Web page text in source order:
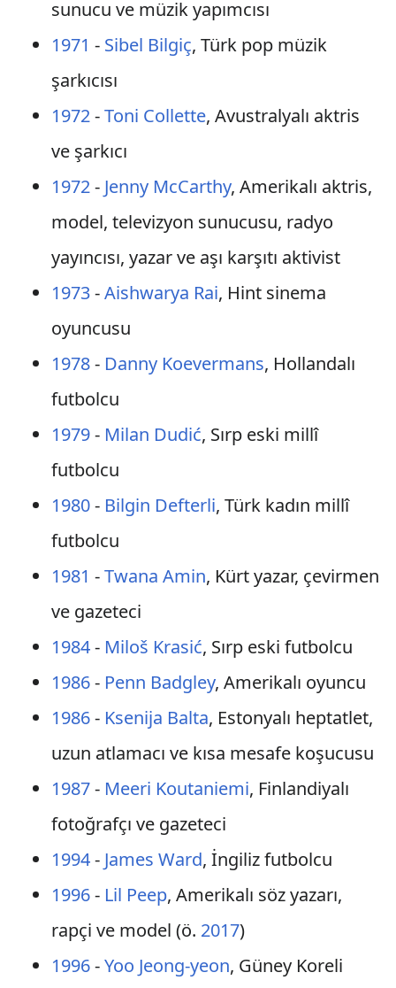
sunucu ve müzik yapımcısı
1971 - Sibel Bilgiç, Türk pop müzik
şarkıcısı
1972-Toni Collette, Avustralyalı aktris
ve şarkıcı
1972- Jenny McCarthy, Amerikalı aktris,
model, televizyon sunucusu, radyo
yayıncısı, yazar ve aşı karşıtı aktivist
1973-Aishwarya Rai, Hint sinema
oyuncusu
1978- Danny Koevermans, Hollandalı
futbolcu
1979- Milan Dudić, Sırp eski millî
futbolcu
1980- Bilgin Defterli, Türk kadın millî
futbolcu
1981 -Twana Amin, Kürt yazar, çevirmen
ve gazeteci
1984- Miloš Krasić, Sırp eski futbolcu
1986- Penn Badgley, Amerikalı oyuncu
1986- Ksenija Balta, Estonyalı heptatlet,
uzun atlamacı ve kısa mesafe koşucusu
1987- Meeri Koutaniemi, Finlandiyalı
fotoğrafçı ve gazeteci
1994- James Ward, İngiliz futbolcu
1996- Lil Peep, Amerikalı söz yazarı,
rapçi ve model (ö. 2017)
1996-Yoo Jeong-yeon, Güney Koreli